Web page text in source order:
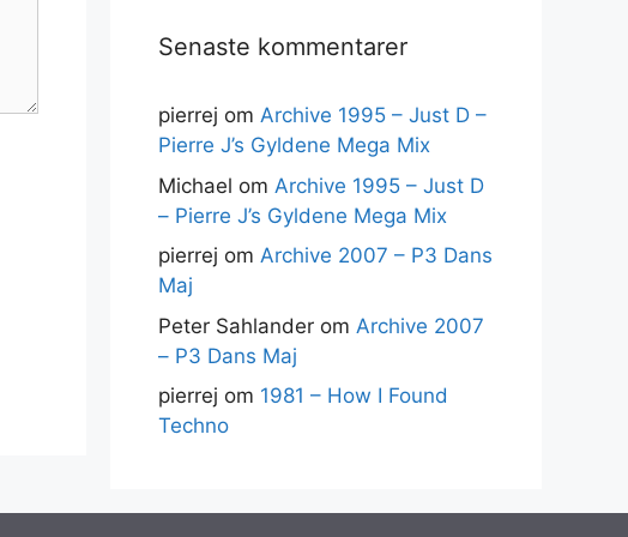
Senaste kommentarer
pierrej om Archive 1995 – Just D –
Pierre J’s Gyldene Mega Mix
Michael om Archive 1995 – Just D
– Pierre J’s Gyldene Mega Mix
pierrej om Archive 2007 – P3 Dans
Maj
Peter Sahlander om Archive 2007
– P3 Dans Maj
pierrej om 1981 – How I Found
Techno